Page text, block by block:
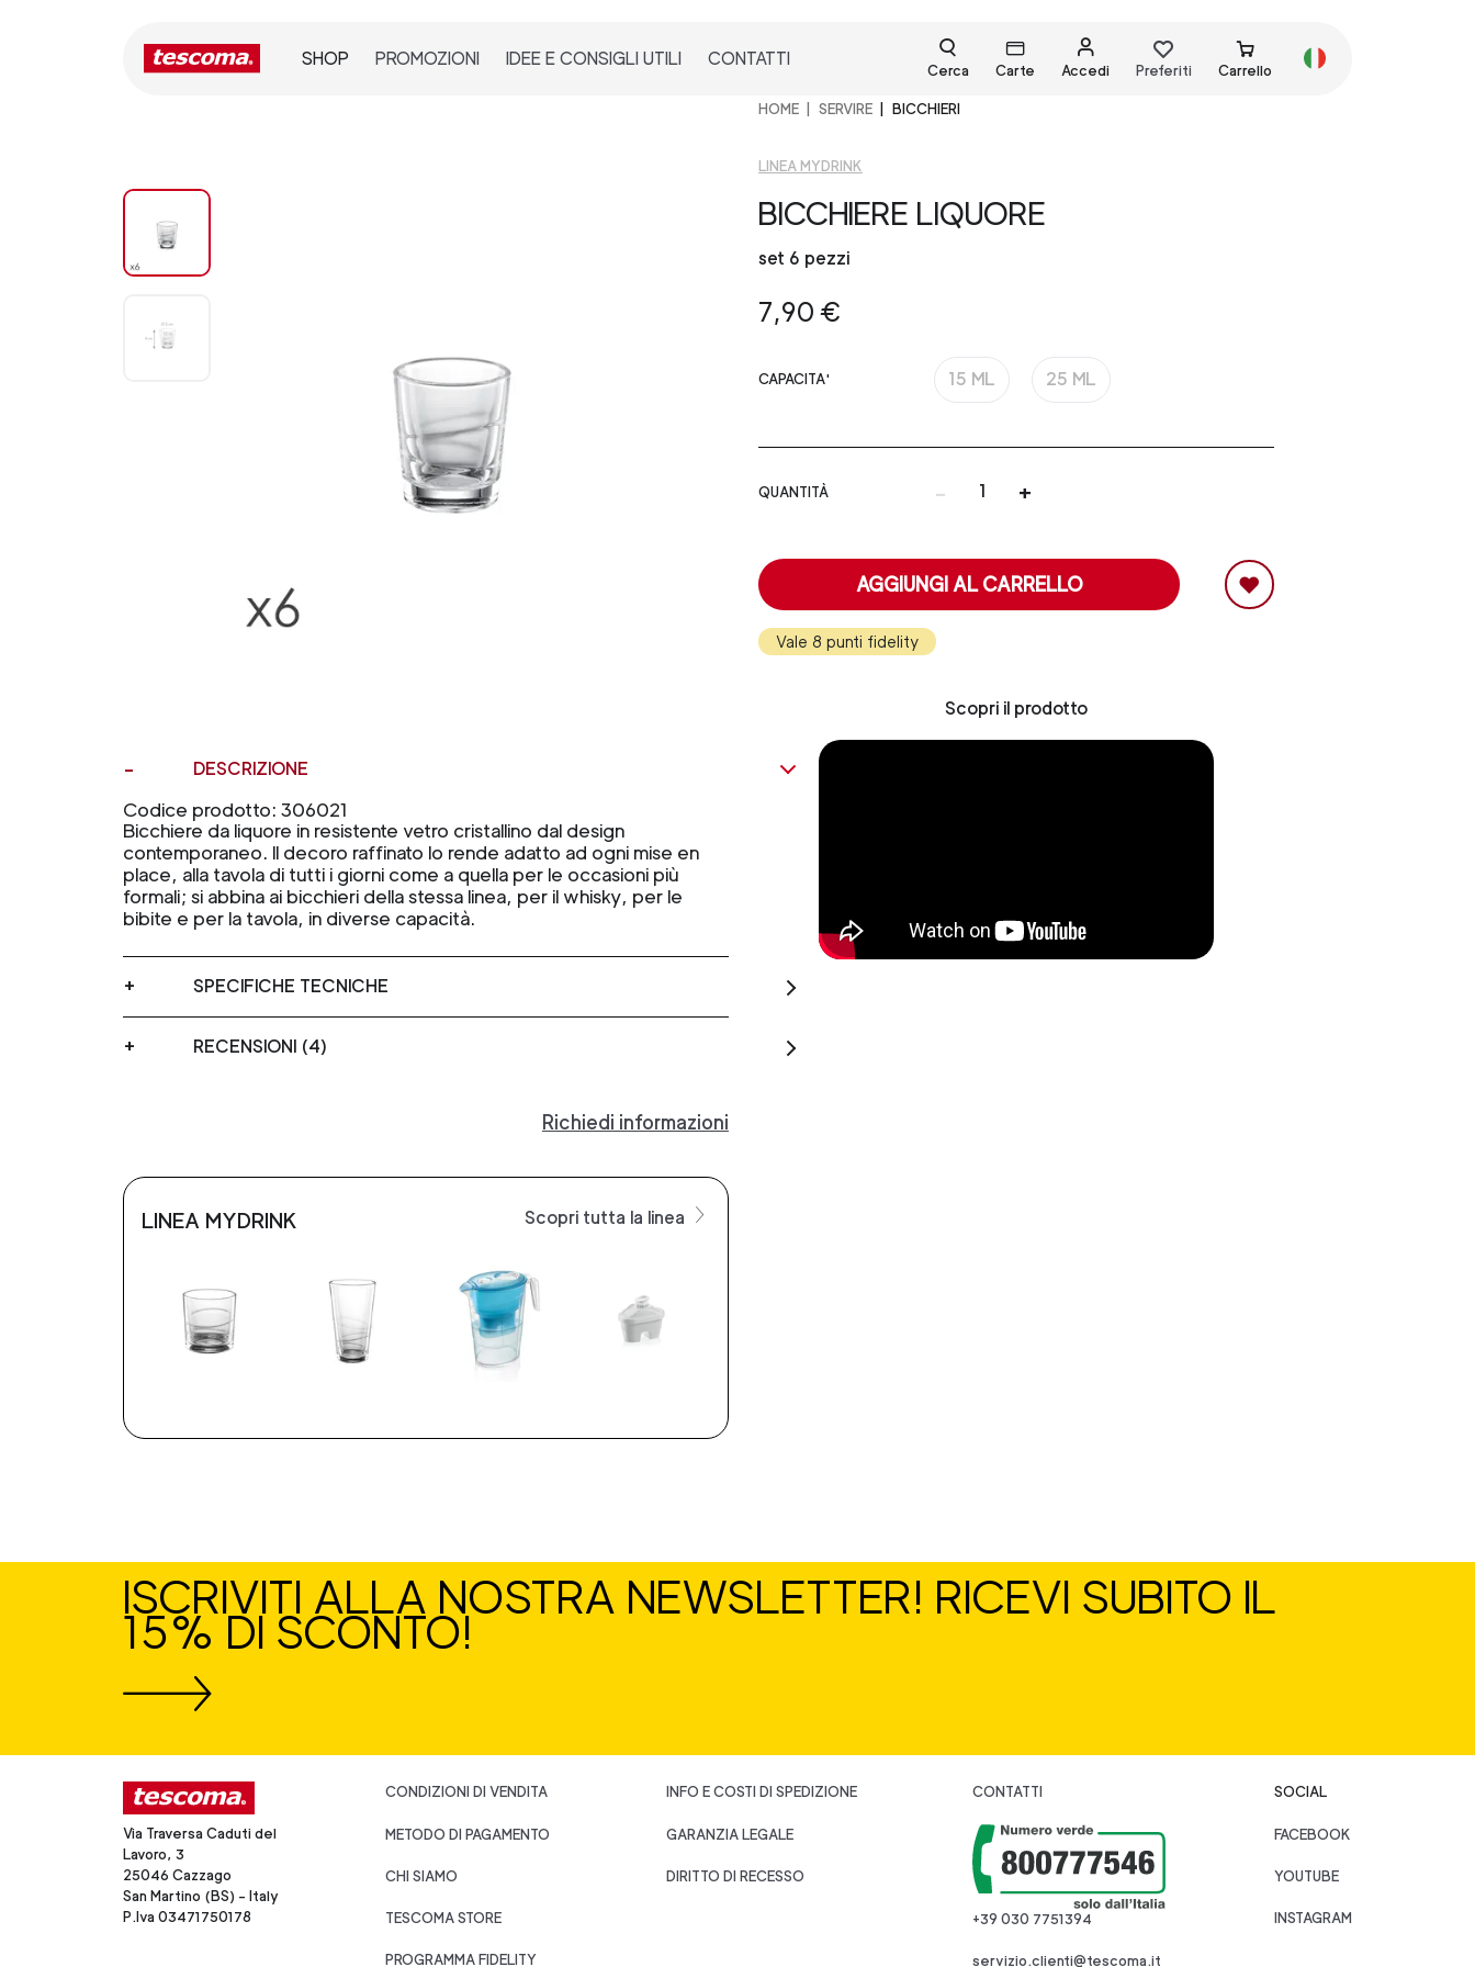
SHOP PROMOZIONI IDEE E CONSIGLI UTILI CONTATTI
Cerca Carte Accedi Preferiti Carrello
DESCRIZIONE
Codice prodotto: 306021
Bicchiere da liquore in resistente vetro cristallino dal design
contemporaneo. Il decoro raffinato lo rende adatto ad ogni mise en
place, alla tavola di tutti i giorni come a quella per le occasioni più
formali; si abbina ai bicchieri della stessa linea, per il whisky, per le
bibite e per la tavola, in diverse capacità.
SPECIFICHE TECNICHE
RECENSIONI (4)
Richiedi informazioni
LINEA MYDRINK Scopri tutta la linea
HOME SERVIRE BICCHIERI
LINEA MYDRINK
BICCHIERE LIQUORE
set 6 pezzi
7,90 €
CAPACITA' 15 ML 25 ML
QUANTITÀ - +
AGGIUNGI AL CARRELLO
Vale 8 punti fidelity
Scopri il prodotto
ISCRIVITI ALLA NOSTRA NEWSLETTER! RICEVI SUBITO IL
15% DI SCONTO!
Via Traversa Caduti del
Lavoro, 3
25046 Cazzago
San Martino (BS) - Italy
P.Iva 03471750178
CONDIZIONI DI VENDITA
METODO DI PAGAMENTO
CHI SIAMO
TESCOMA STORE
PROGRAMMA FIDELITY
INFO E COSTI DI SPEDIZIONE
GARANZIA LEGALE
DIRITTO DI RECESSO
CONTATTI
+39 030 7751394
servizio.clienti@tescoma.it
SOCIAL
FACEBOOK
YOUTUBE
INSTAGRAM